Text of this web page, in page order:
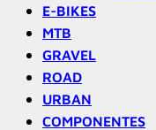
E-BIKES
MTB
GRAVEL
ROAD
URBAN
COMPONENTES